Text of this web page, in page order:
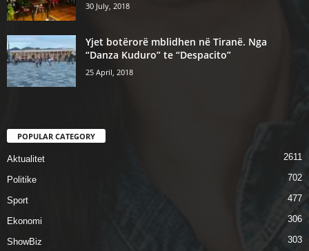
30 July, 2018
Yjet botërorë mblidhen në Tiranë. Nga
“Danza Kuduro” te “Despacito”
25 April, 2018
POPULAR CATEGORY
Aktualitet 2611
Politike 702
Sport 477
Ekonomi 306
ShowBiz 303